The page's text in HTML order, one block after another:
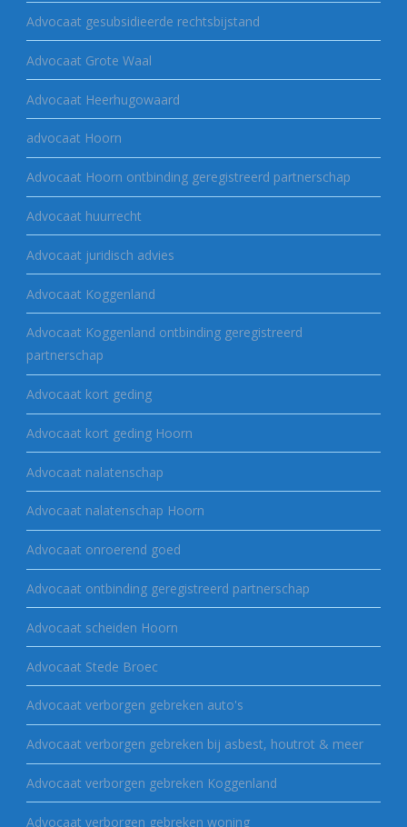
Advocaat gesubsidieerde rechtsbijstand
Advocaat Grote Waal
Advocaat Heerhugowaard
advocaat Hoorn
Advocaat Hoorn ontbinding geregistreerd partnerschap
Advocaat huurrecht
Advocaat juridisch advies
Advocaat Koggenland
Advocaat Koggenland ontbinding geregistreerd
partnerschap
Advocaat kort geding
Advocaat kort geding Hoorn
Advocaat nalatenschap
Advocaat nalatenschap Hoorn
Advocaat onroerend goed
Advocaat ontbinding geregistreerd partnerschap
Advocaat scheiden Hoorn
Advocaat Stede Broec
Advocaat verborgen gebreken auto's
Advocaat verborgen gebreken bij asbest, houtrot & meer
Advocaat verborgen gebreken Koggenland
Advocaat verborgen gebreken woning